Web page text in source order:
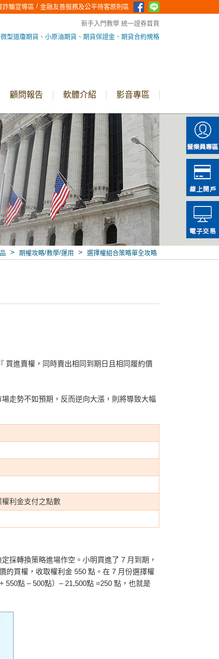
詐騙宣導區 / 金融友善服務及公平待客原則區
新手入門教學 統一證券首頁
微型道瓊期貨 、 小原油期貨 、 期貨保證金 、 期貨合約規格
顧問報告 軟體介紹 影音專區
> 期權攻略/教學/運用 > 選擇權組合策略單全攻略
買進賣權，同時賣出相同到期日且相同履約價
走勢不如預期，反而逆向大漲，則將導致大幅
利金支付之點數
轉換策略進場作空。小明買進了 7 月到期，
的買權，收取權利金 550 點。在 7 月份選擇權
點 – 500點）– 21,500點 =250 點，也就是